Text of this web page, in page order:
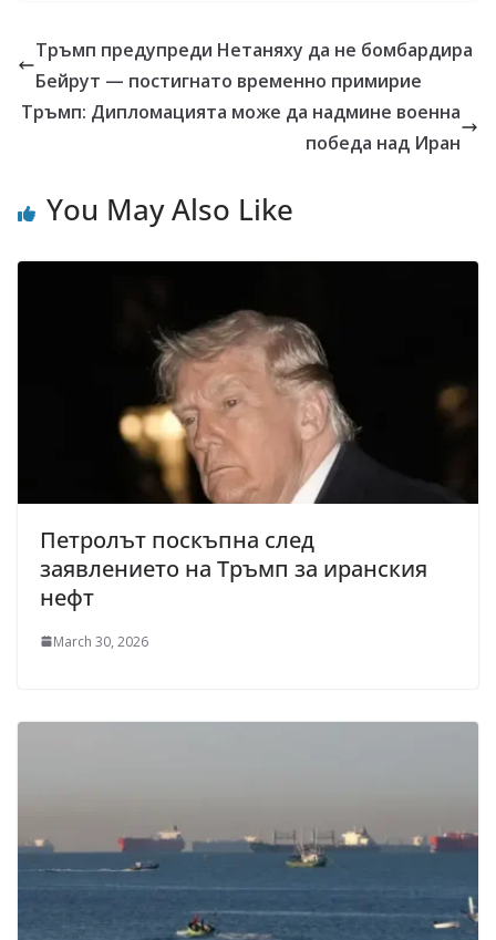
Тръмп предупреди Нетаняху да не бомбардира
Бейрут — постигнато временно примирие
Тръмп: Дипломацията може да надмине военна
победа над Иран
You May Also Like
Петролът поскъпна след
заявлението на Тръмп за иранския
нефт
March 30, 2026